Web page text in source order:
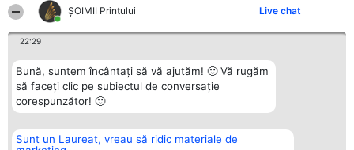
ŞOIMII Printului Live chat
22:29
Bună, suntem încântați să vă ajutăm! 🙂 Vă rugăm
să faceți clic pe subiectul de conversație
corespunzător! 🙂
Sunt un Laureat, vreau să ridic materiale de
Organizator Ranking Plebiscyt Contact